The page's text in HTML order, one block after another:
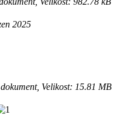
Velikost: 15.81 MB